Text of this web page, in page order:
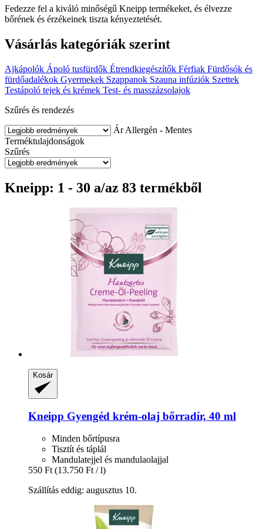
Fedezze fel a kiváló minőségű Kneipp termékeket, és élvezze
bőrének és érzékeinek tiszta kényeztetését.
Vásárlás kategóriák szerint
Ajkápolók Ápoló tusfürdők Étrendkiegészítők Férfiak Fürdősók és
fürdőadalékok Gyermekek Szappanok Szauna infúziók Szettek
Testápoló tejek és krémek Test- és masszázsolajok
Szűrés és rendezés
Ár Allergén - Mentes
Terméktulajdonságok
Szűrés
Kneipp: 1 - 30 a/az 83 termékből
Kosár
Kneipp Gyengéd krém-​olaj bőrradír, 40 ml
Minden bőrtípusra
Tisztít és táplál
Mandulatejjel és mandulaolajjal
550 Ft (13.750 Ft / l)
Szállítás eddig: augusztus 10.